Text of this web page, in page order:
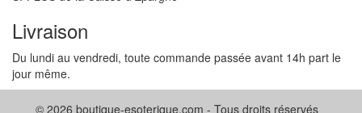
Livraison
Du lundi au vendredi, toute commande passée avant 14h part le
jour même.
© 2026 boutique-esoterique.com - Tous droits réservés